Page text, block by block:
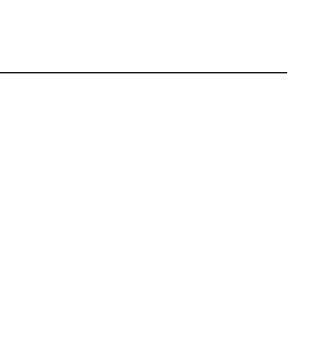
állnak az ágazat előtt –